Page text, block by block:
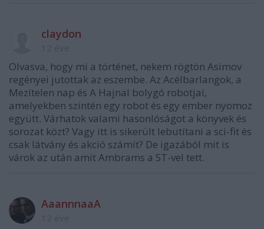
claydon
Olvasva, hogy mi a történet, nekem rögtön Asimov
regényei jutottak az eszembe. Az Acélbarlangok, a
Mezítelen nap és A Hajnal bolygó robotjai,
amelyekben szintén egy robot és egy ember nyomoz
együtt. Várhatok valami hasonlóságot a könyvek és
sorozat közt? Vagy itt is sikerült lebutítani a sci-fit és
csak látvány és akció számít? De igazából mit is
várok az után amit Ambrams a ST-vel tett.
AaannnaaA